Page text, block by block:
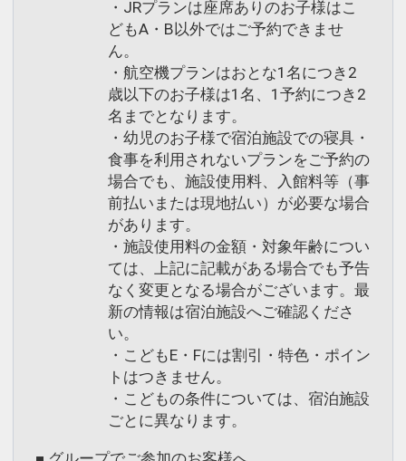
・JRプランは座席ありのお子様はこ
どもA・B以外ではご予約できませ
ん。
・航空機プランはおとな1名につき2
歳以下のお子様は1名、1予約につき2
名までとなります。
・幼児のお子様で宿泊施設での寝具・
食事を利用されないプランをご予約の
場合でも、施設使用料、入館料等（事
前払いまたは現地払い）が必要な場合
があります。
・施設使用料の金額・対象年齢につい
ては、上記に記載がある場合でも予告
なく変更となる場合がございます。最
新の情報は宿泊施設へご確認くださ
い。
・こどもE・Fには割引・特色・ポイン
トはつきません。
・こどもの条件については、宿泊施設
ごとに異なります。